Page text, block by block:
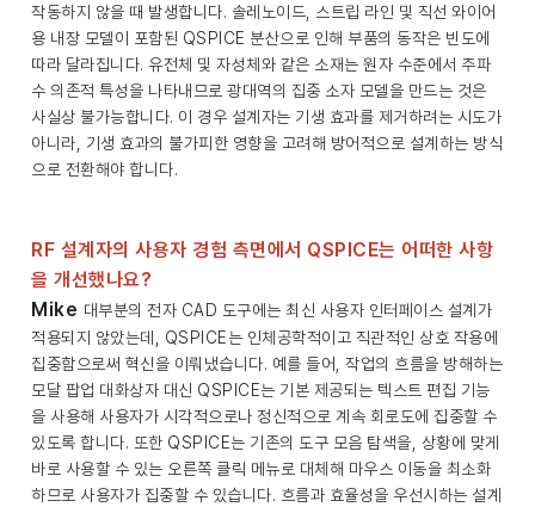
작동하지 않을 때 발생합니다. 솔레노이드, 스트립 라인 및 직선 와이어
용 내장 모델이 포함된 QSPICE 분산으로 인해 부품의 동작은 빈도에
따라 달라집니다. 유전체 및 자성체와 같은 소재는 원자 수준에서 주파
수 의존적 특성을 나타내므로 광대역의 집중 소자 모델을 만드는 것은
사실상 불가능합니다. 이 경우 설계자는 기생 효과를 제거하려는 시도가
아니라, 기생 효과의 불가피한 영향을 고려해 방어적으로 설계하는 방식
으로 전환해야 합니다.
RF 설계자의 사용자 경험 측면에서 QSPICE는 어떠한 사항
을 개선했나요?
Mike 대부분의 전자 CAD 도구에는 최신 사용자 인터페이스 설계가
적용되지 않았는데, QSPICE는 인체공학적이고 직관적인 상호 작용에
집중함으로써 혁신을 이뤄냈습니다. 예를 들어, 작업의 흐름을 방해하는
모달 팝업 대화상자 대신 QSPICE는 기본 제공되는 텍스트 편집 기능
을 사용해 사용자가 시각적으로나 정신적으로 계속 회로도에 집중할 수
있도록 합니다. 또한 QSPICE는 기존의 도구 모음 탐색을, 상황에 맞게
바로 사용할 수 있는 오른쪽 클릭 메뉴로 대체해 마우스 이동을 최소화
하므로 사용자가 집중할 수 있습니다. 흐름과 효율성을 우선시하는 설계